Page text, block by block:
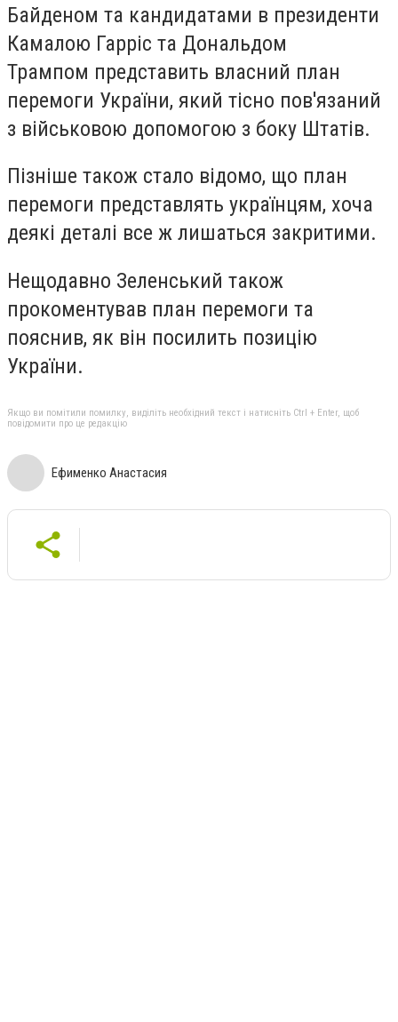
Байденом та кандидатами в президенти
Камалою Гарріс та Дональдом
Трампом представить власний план
перемоги України, який тісно пов'язаний
з військовою допомогою з боку Штатів.
Пізніше також стало відомо, що план
перемоги представлять українцям, хоча
деякі деталі все ж лишаться закритими.
Нещодавно Зеленський також
прокоментував план перемоги та
пояснив, як він посилить позицію
України.
Якщо ви помітили помилку, виділіть необхідний текст і натисніть Ctrl + Enter, щоб
повідомити про це редакцію
Ефименко Анастасия